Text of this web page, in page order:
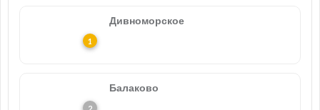
Дивноморское
Балаково